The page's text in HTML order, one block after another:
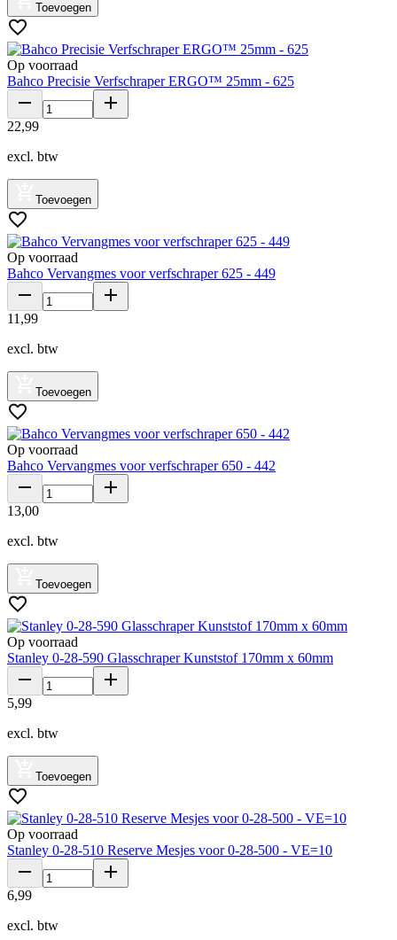
Toevoegen
Op voorraad
Bahco Precisie Verfschraper ERGO™ 25mm - 625
22,99
excl. btw
Toevoegen
Op voorraad
Bahco Vervangmes voor verfschraper 625 - 449
11 ,99
excl. btw
Toevoegen
Op voorraad
Bahco Vervangmes voor verfschraper 650 - 442
13,00
excl. btw
Toevoegen
Op voorraad
Stanley 0-28-590 Glasschraper Kunststof 170mm x 60mm
5,99
excl. btw
Toevoegen
Op voorraad
Stanley 0-28-510 Reserve Mesjes voor 0-28-500 - VE=10
6,99
excl. btw